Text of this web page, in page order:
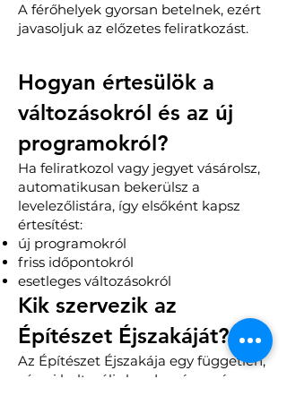
A férőhelyek gyorsan betelnek, ezért
javasoljuk az előzetes feliratkozást.
Hogyan értesülök a
változásokról és az új
programokról?
Ha feliratkozol vagy jegyet vásárolsz,
automatikusan bekerülsz a
levelezőlistára, így elsőként kapsz
értesítést:
új programokról
friss időpontokról
esetleges változásokról
Kik szervezik az
Építészet Éjszakáját?
Az Építészet Éjszakája egy független,
városi kulturális kezdeményezés,